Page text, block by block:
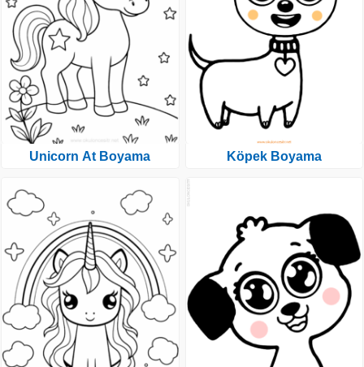
Unicorn At Boyama Köpek Boyama